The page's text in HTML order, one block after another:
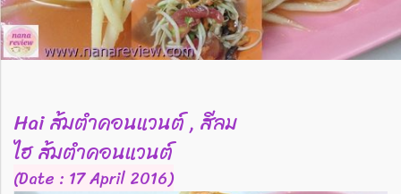
Hai ส้มตำคอนแวนต์ , สีลม
ไฮ ส้มตำคอนแวนต์
(Date : 17 April 2016)